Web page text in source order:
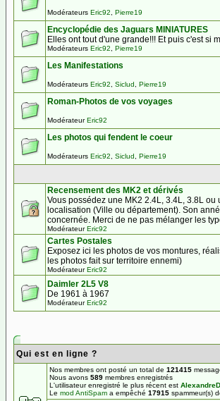
Modérateurs Eric92 Pierre19
Encyclopédie des Jaguars MINIATURES
Elles ont tout d'une grande!!! Et puis c'est si
Modérateurs Eric92 Pierre19
Les Manifestations
Modérateurs Eric92 Siclud Pierre19
Roman-Photos de vos voyages
ModérateurEric92
Les photos qui fendent le coeur
Modérateurs Eric92 Siclud Pierre19
Recensement des MK2 et dérivés
Vous possédez une MK2 2.4L, 3.4L, 3.8L
localisation (Ville ou département). Son
concernée. Merci de ne pas mélanger les
ModérateurEric92
Cartes Postales
Exposez ici les photos de vos montures,
les photos fait sur territoire ennemi)
ModérateurEric92
Daimler 2L5 V8
De 1961 à 1967
ModérateurEric92
Qui est en ligne ?
Nos membres ont posté un total de 121415
Nous avons 589 membres enregistrés
L'utilisateur enregistré le plus récent est
Le mod AntiSpam a empêché 17915 spammeur(s)